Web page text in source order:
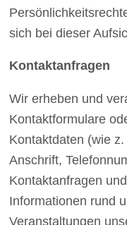
sich bei dieser
Kontaktanfragen
Wir erheben und
Kontaktformulare
Kontaktdaten (wie
Anschrift,
Kontaktanfragen
Informationen rund
Veranstaltungen